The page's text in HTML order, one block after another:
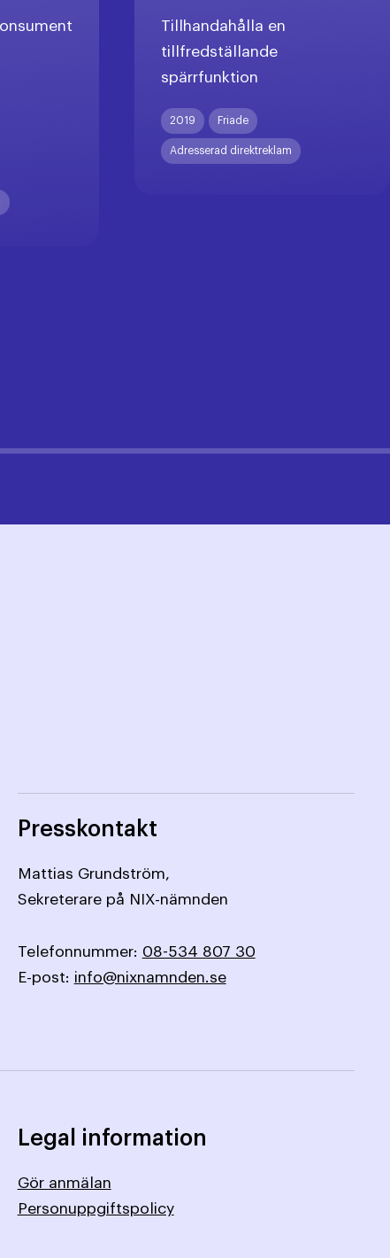
Tillhandahålla en
tillfredställande
spärrfunktion
2019 Friade
Adresserad direktreklam
Presskontakt
Mattias Grundström,
Sekreterare på NIX-nämnden
Telefonnummer: 08-534 807 30
E-post: info@nixnamnden.se
Legal information
Gör anmälan
Personuppgiftspolicy